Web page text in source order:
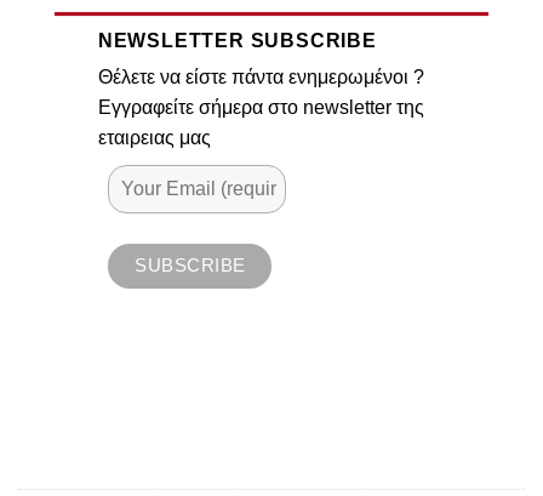
NEWSLETTER SUBSCRIBE
Θέλετε να είστε πάντα ενημερωμένοι ?
Εγγραφείτε σήμερα στο newsletter της
εταιρειας μας